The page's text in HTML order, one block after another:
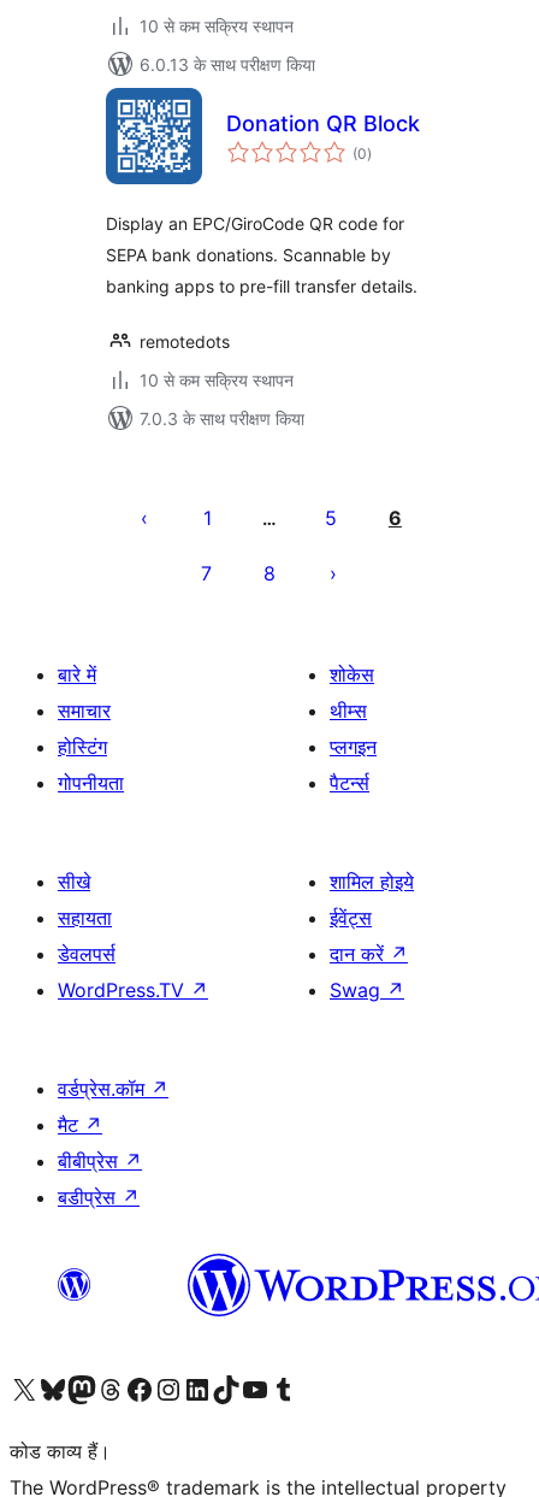
10 से कम सक्रिय स्थापन
6.0.13 के साथ परीक्षण किया
Donation QR Block
(0कुल
दर)
Display an EPC/GiroCode QR code for
SEPA bank donations. Scannable by
banking apps to pre-fill transfer details.
remotedots
10 से कम सक्रिय स्थापन
7.0.3 के साथ परीक्षण किया
पेजिनेशन
1 … 5 6
7 8
बारे में
समाचार
होस्टिंग
गोपनीयता
शोकेस
थीम्स
प्लगइन
पैटर्न्स
सीखे
सहायता
डेवलपर्स
WordPress.TV ↗
शामिल होइये
ईवेंट्स
दान करें ↗
Swag ↗
वर्डप्रेस.कॉम ↗
मैट ↗
बीबीप्रेस ↗
बडीप्रेस ↗
Visit our X (formerly Twitter) account
हमारे बलुस्की खाते पर जाएँVisit our Mastodon account
हमारे थ्रेड्स अकाउंट पर जाएंहमारे फेसबुक पेज पर जाएँहमारे इंस्टाग्राम अकाउंट पर जाएंहमारे लिंक्डइन खाते पर जाएँहमारे टिकटॉक खाते पर जाएँहमारे यूट्यूब चैनल पर जाएंहमारे Tumblr खाते पर जाएँ
कोड काव्य हैं।
The WordPress® trademark is the intellectual property